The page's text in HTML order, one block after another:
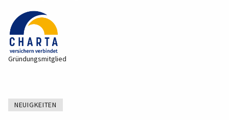
Gründungsmitglied
NEUIGKEITEN